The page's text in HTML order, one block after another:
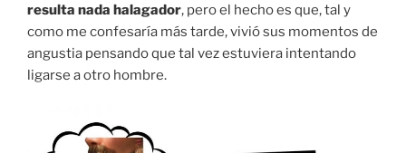
resulta nada halagador, pero el hecho es que, tal y
como me confesaría más tarde, vivió sus momentos de
angustia pensando que tal vez estuviera intentando
ligarse a otro hombre.